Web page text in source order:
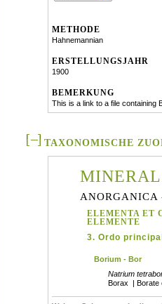
METHODE
Hahnemannian
ERSTELLUNGSJAHR
1900
BEMERKUNG
This is a link to a file containing
TAXONOMISCHE
ANORGANICA
ELEMENTA ET
ELEMENTE
3. Ordo
Borium - Bor
Natrium
Borax | Borate